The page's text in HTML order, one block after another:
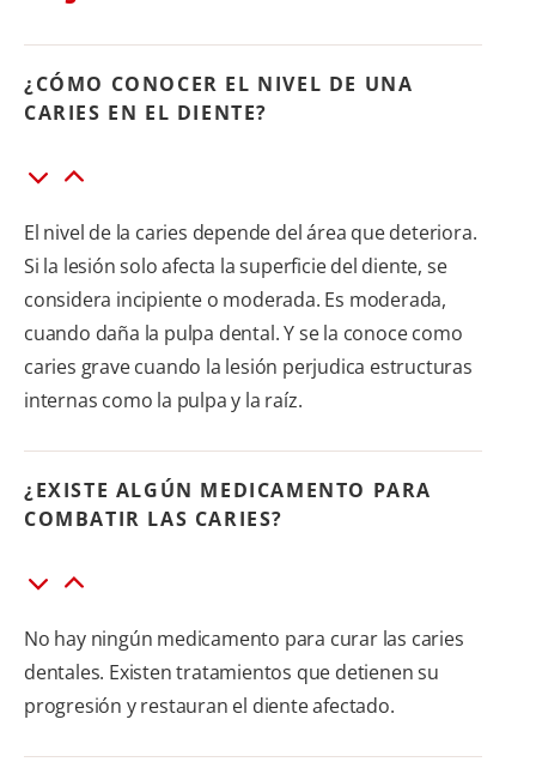
¿CÓMO CONOCER EL NIVEL DE UNA
CARIES EN EL DIENTE?
El nivel de la caries depende del área que deteriora.
Si la lesión solo afecta la superficie del diente, se
considera incipiente o moderada. Es moderada,
cuando daña la pulpa dental. Y se la conoce como
caries grave cuando la lesión perjudica estructuras
internas como la pulpa y la raíz.
¿EXISTE ALGÚN MEDICAMENTO PARA
COMBATIR LAS CARIES?
No hay ningún medicamento para curar las caries
dentales. Existen tratamientos que detienen su
progresión y restauran el diente afectado.